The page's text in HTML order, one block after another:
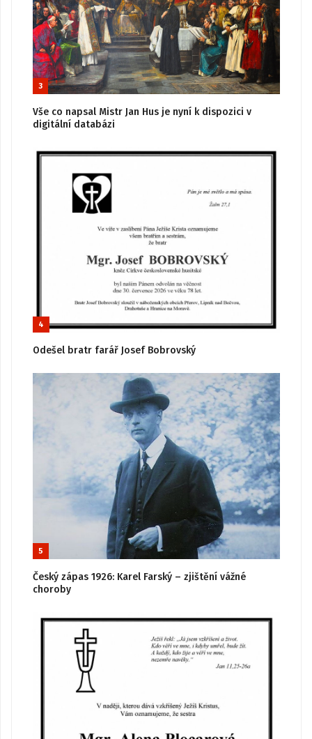
3
Vše co napsal Mistr Jan Hus je nyní k dispozici v
digitální databázi
4
Odešel bratr farář Josef Bobrovský
5
Český zápas 1926: Karel Farský – zjištění vážné
choroby